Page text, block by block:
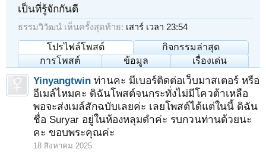
เป็นที่รู้จักกันดี
ธรรมวิวัฒน์ เห็นครั้งสุดท้าย: เสาร์ เวลา 23:54
โปรไฟล์โพสต์
กิจกรรมล่าสุด
การโพสต์
ข้อมูล เรื่องเด่น
Yinyangtwin ท่านคะ มีเบอร์ติดต่อเว็บมาสเตอร์ หรือ
อีเมล์ไหมคะ ดิฉันโพสต์จนกระทั่งไม่มีโควต้าเหลือ
พอจะส่งเมล์สักฉบับเลยค่ะ เลยโพสต์ได้แต่ในนี้ ดิฉัน
ชื่อ Suryar อยู่ในห้องหลุมดำค่ะ รบกวนท่านด้วยนะ
คะ ขอบพระคุณค่ะ
18 สิงหาคม 2025